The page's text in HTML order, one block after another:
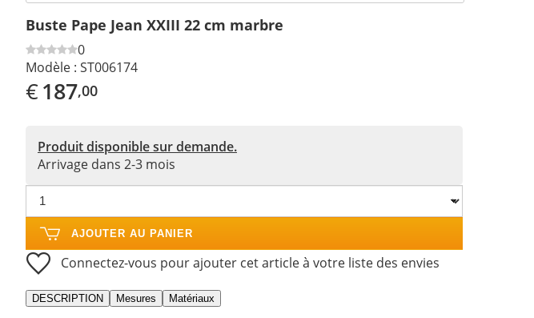
Buste Pape Jean XXIII 22 cm marbre
0
Modèle : ST006174
€187,00
Produit disponible sur demande.
Arrivage dans 2-3 mois
AJOUTER AU PANIER
Connectez-vous pour ajouter cet article à votre liste des envies
DESCRIPTION Mesures Matériaux